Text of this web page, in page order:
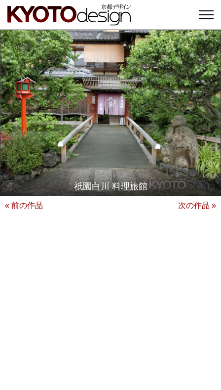
祇園白川 料理旅館
« 前の作品 次の作品 »